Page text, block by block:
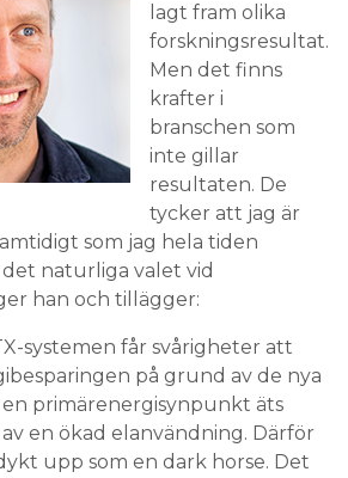
lagt fram olika
forskningsresultat.
Men det finns
krafter i
branschen som
inte gillar
resultaten. De
tycker att jag är
som jag hela tiden
naturliga valet vid
han och tillägger:
systemen får svårigheter att
på grund av de nya
primärenergisynpunkt äts
en ökad elanvändning. Därför
upp som en dark horse. Det